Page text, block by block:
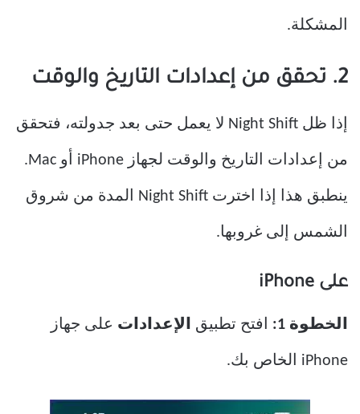
المشكلة.
2. تحقق من إعدادات التاريخ والوقت
إذا ظل Night Shift لا يعمل حتى بعد جدولته، فتحقق
من إعدادات التاريخ والوقت لجهاز iPhone أو Mac.
ينطبق هذا إذا اخترت Night Shift المدة من شروق
الشمس إلى غروبها.
على iPhone
الخطوة 1: افتح تطبيق الإعدادات على جهاز
iPhone الخاص بك.